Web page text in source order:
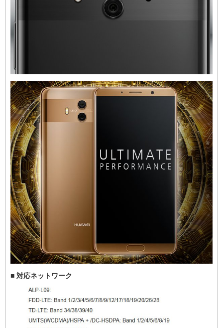
■ 対応ネットワーク